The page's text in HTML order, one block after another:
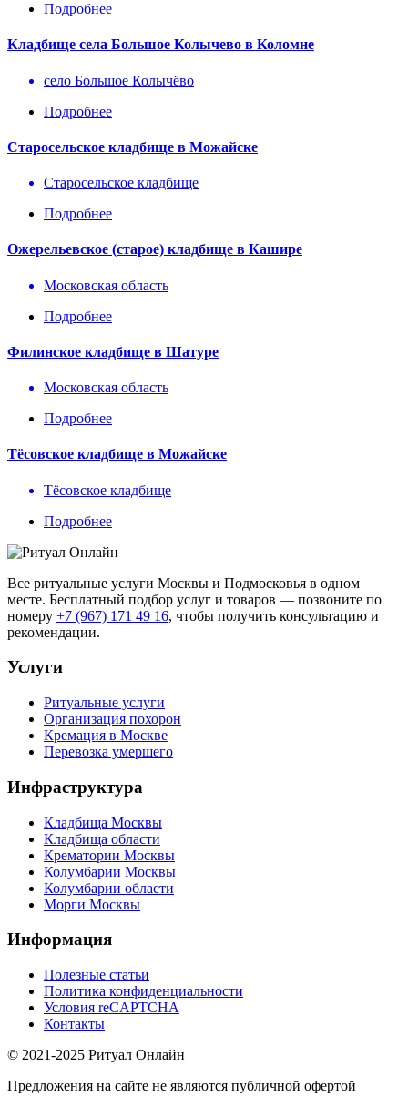
Подробнее
Кладбище села Большое Колычево в Коломне
село Большое Колычёво
Подробнее
Старосельское кладбище в Можайске
Старосельское кладбище
Подробнее
Ожерельевское (старое) кладбище в Кашире
Московская область
Подробнее
Филинское кладбище в Шатуре
Московская область
Подробнее
Тёсовское кладбище в Можайске
Тёсовское кладбище
Подробнее
Все ритуальные услуги Москвы и Подмосковья в одном
месте. Бесплатный подбор услуг и товаров — позвоните по
номеру +7 (967) 171 49 16, чтобы получить консультацию и
рекомендации.
Услуги
Ритуальные услуги
Организация похорон
Кремация в Москве
Перевозка умершего
Инфраструктура
Кладбища Москвы
Кладбища области
Крематории Москвы
Колумбарии Москвы
Колумбарии области
Морги Москвы
Информация
Полезные статьи
Политика конфиденциальности
Условия reCAPTCHA
Контакты
© 2021-2025 Ритуал Онлайн
Предложения на сайте не являются публичной офертой